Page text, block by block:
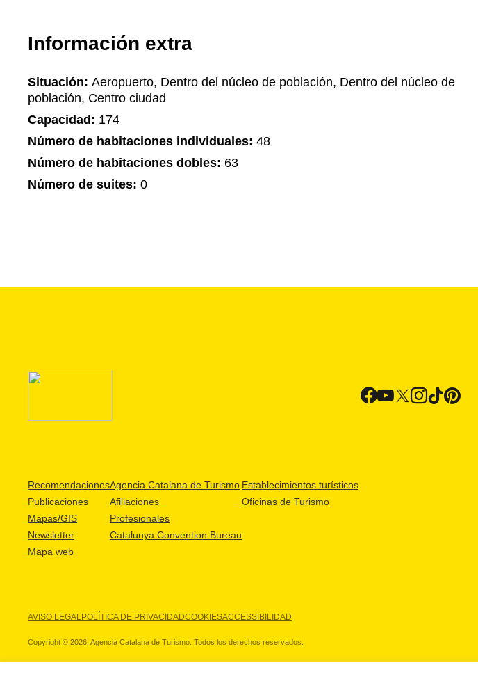
Información extra
Situación: Aeropuerto, Dentro del núcleo de población, Dentro del núcleo de
población, Centro ciudad
Capacidad: 174
Número de habitaciones individuales: 48
Número de habitaciones dobles: 63
Número de suites: 0
Recomendaciones
Publicaciones
Mapas/GIS
Newsletter
Mapa web
Agencia Catalana de Turismo
Afiliaciones
Profesionales
Catalunya Convention Bureau
Establecimientos turísticos
Oficinas de Turismo
AVISO LEGALPOLÍTICA DE PRIVACIDADCOOKIESACCESSIBILIDAD
Copyright © 2026. Agencia Catalana de Turismo. Todos los derechos reservados.